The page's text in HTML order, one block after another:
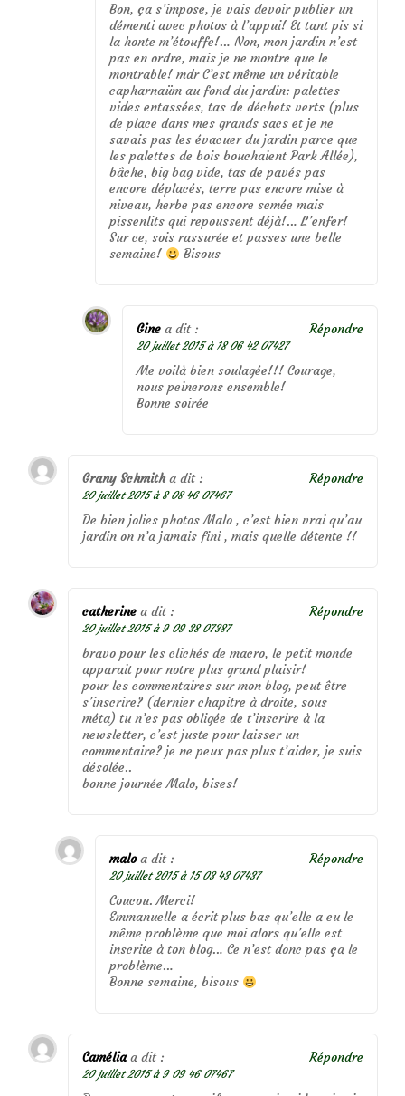
Bon, ça s’impose, je vais devoir publier un
démenti avec photos à l’appui! Et tant pis si
la honte m’étouffe!… Non, mon jardin n’est
pas en ordre, mais je ne montre que le
montrable! mdr C’est même un véritable
capharnaüm au fond du jardin: palettes
vides entassées, tas de déchets verts (plus
de place dans mes grands sacs et je ne
savais pas les évacuer du jardin parce que
les palettes de bois bouchaient Park Allée),
bâche, big bag vide, tas de pavés pas
encore déplacés, terre pas encore mise à
niveau, herbe pas encore semée mais
pissenlits qui repoussent déjà!… L’enfer!
Sur ce, sois rassurée et passes une belle
semaine!
Bisous
Gine a dit :
20 juillet 2015 à 18 06 42 07427
Me voilà bien soulagée!!! Courage,
nous peinerons ensemble!
Bonne soirée
Répondre
Grany Schmith a dit :
20 juillet 2015 à 8 08 46 07467
De bien jolies photos Malo , c’est bien vrai qu’au
jardin on n’a jamais fini , mais quelle détente !!
Répondre
catherine a dit :
20 juillet 2015 à 9 09 38 07387
bravo pour les clichés de macro, le petit monde
apparait pour notre plus grand plaisir!
pour les commentaires sur mon blog, peut être
s’inscrire? (dernier chapitre à droite, sous
méta) tu n’es pas obligée de t’inscrire à la
newsletter, c’est juste pour laisser un
commentaire? je ne peux pas plus t’aider, je suis
désolée..
bonne journée Malo, bises!
Répondre
malo a dit :
20 juillet 2015 à 15 03 43 07437
Coucou. Merci!
Emmanuelle a écrit plus bas qu’elle a eu le
même problème que moi alors qu’elle est
inscrite à ton blog… Ce n’est donc pas ça le
problème…
Bonne semaine, bisous
Répondre
Camélia a dit :
20 juillet 2015 à 9 09 46 07467
Répondre